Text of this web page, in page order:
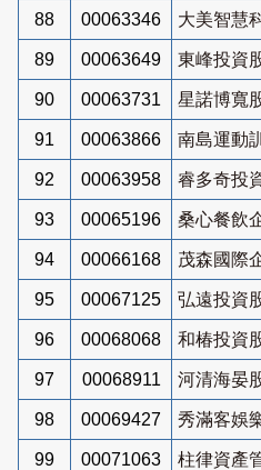
88 00063346 大美智慧
89 00063649 東峰投資
90 00063731 星諾博寬
91 00063866 南島運動
92 00063958 睿多奇投
93 00065196 桑心餐飲
94 00066168 茂森國際
95 00067125 弘遠投資
96 00068068 和椿投資
97 00068911 河清海晏
98 00069427 秀滿客娛
99 00071063 柱律資產